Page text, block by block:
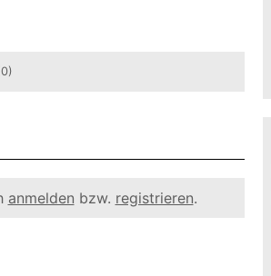
anmelden bzw. registrieren.